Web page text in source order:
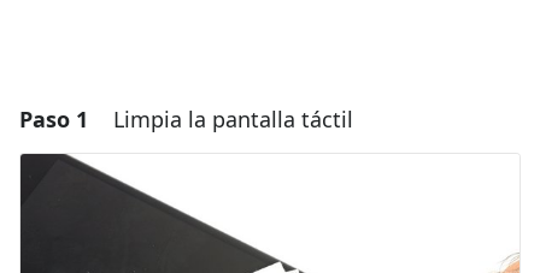
Paso 1 Limpia la pantalla táctil